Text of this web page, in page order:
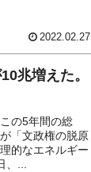
2022.02.27
兆増えた。
の5年間の総
「文政権の脱原
的なエネルギー
...